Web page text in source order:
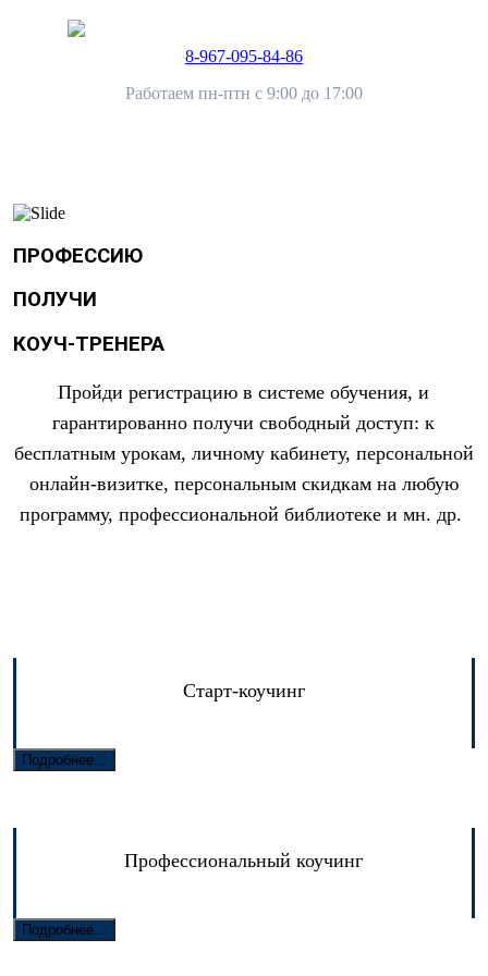
8-967-095-84-86
Работаем пн-птн с 9:00 до 17:00
ПРОФЕССИЮ
ПОЛУЧИ
КОУЧ-ТРЕНЕРА
Пройди регистрацию в системе обучения, и
гарантированно получи свободный доступ: к
бесплатным урокам, личному кабинету, персональной
онлайн-визитке, персональным скидкам на любую
программу, профессиональной библиотеке и мн. др.
Старт-коучинг
Подробнее...
Профессиональный коучинг
Подробнее...